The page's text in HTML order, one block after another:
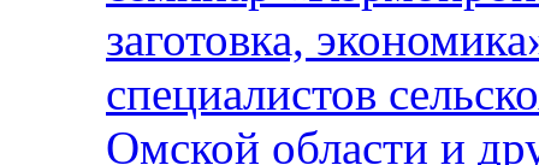
заготовка,
специалистов
Омской области и